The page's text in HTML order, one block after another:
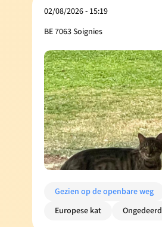
02/08/2026 - 15:19
BE 7063 Soignies
Gezien op de openbare weg
Europese kat
Ongedeerd